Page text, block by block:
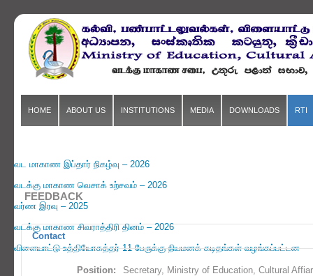
HOME ABOUT US INSTITUTIONS MEDIA DOWNLOADS RTI
வட மாகாண இப்தார் நிகழ்வு – 2026
வடக்கு மாகாண வெசாக் உற்சவம் – 2026
வர்ண இரவு – 2025
வடக்கு மாகாண சிவராத்திரி தினம் – 2026
விளையாட்டு உத்தியோகத்தர் 11 பேருக்கு நியமனக் கடிதங்கள் வழங்கப்பட்டன
FEEDBACK
Contact
Position: Secretary, Ministry of Education, Cultural